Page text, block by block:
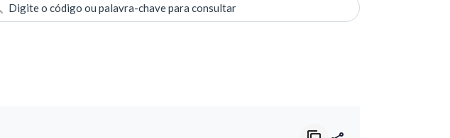
Digite o código ou palavra-chave para consultar